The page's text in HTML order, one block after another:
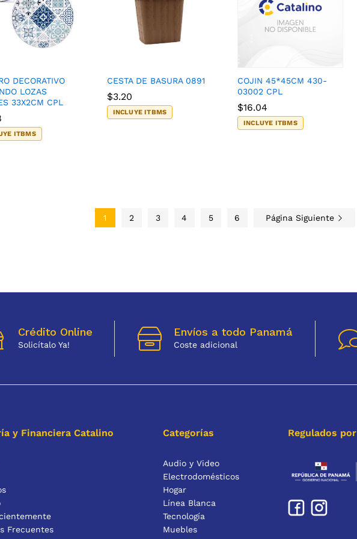
DECORATIVO
LOZAS
33X2CM CPL
ITBMS
CESTA DE BASURA 0891
$3.20
INCLUYE ITBMS
$3.20
COJIN 45*45CM 430-
03002 CPL
$16.04
INCLUYE ITBMS
$16.04
1 2 3 4 5 6 Página Siguiente
Crédito Online
Solicítalo Ya!
Envíos a todo Panamá
Coste adicional
y Financiera Catalino
Frecuentes
Categorías
Audio y Video
Electrodomésticos
Hogar
Línea Blanca
Tecnología
Muebles
Regulados por